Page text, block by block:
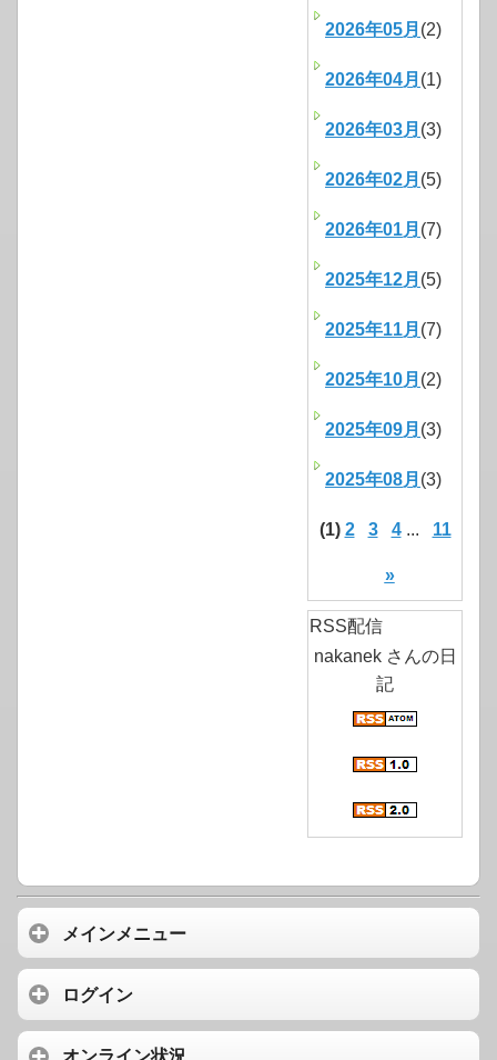
2026年05月 (2)
2026年04月 (1)
2026年03月 (3)
2026年02月 (5)
2026年01月 (7)
2025年12月 (5)
2025年11月 (7)
2025年10月 (2)
2025年09月 (3)
2025年08月 (3)
(1) 2 3 4... 11
»
RSS配信
nakanek さんの日
記
メインメニュー
ログイン
オンライン状況